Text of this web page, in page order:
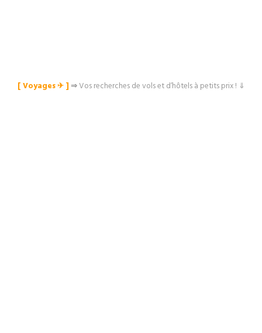
[ Voyages ✈︎ ]⇒Vos recherches de vols et d’hôtels à petits prix ! ⇓